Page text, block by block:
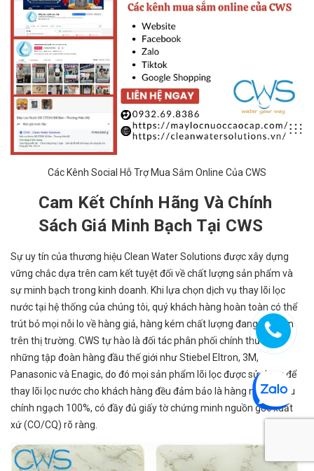
Các Kênh Social Hỗ Trợ Mua Sắm Online Của CWS
Cam Kết Chính Hãng Và Chính
Sách Giá Minh Bạch Tại CWS
Sự uy tín của thương hiệu Clean Water Solutions được xây dựng
vững chắc dựa trên cam kết tuyệt đối về chất lượng sản phẩm và
sự minh bạch trong kinh doanh. Khi lựa chọn dịch vụ thay lõi lọc
nước tại hệ thống của chúng tôi, quý khách hàng hoàn toàn có thể
trút bỏ mọi nỗi lo về hàng giả, hàng kém chất lượng đang tràn lan
trên thị trường. CWS tự hào là đối tác phân phối chính thức của
những tập đoàn hàng đầu thế giới như Stiebel Eltron, 3M,
Panasonic và Enagic, do đó mọi sản phẩm lõi lọc được sử dụng để
thay lõi lọc nước cho khách hàng đều đảm bảo là hàng nhập khẩu
chính ngạch 100%, có đầy đủ giấy tờ chứng minh nguồn gốc xuất
xứ (CO/CQ) rõ ràng.